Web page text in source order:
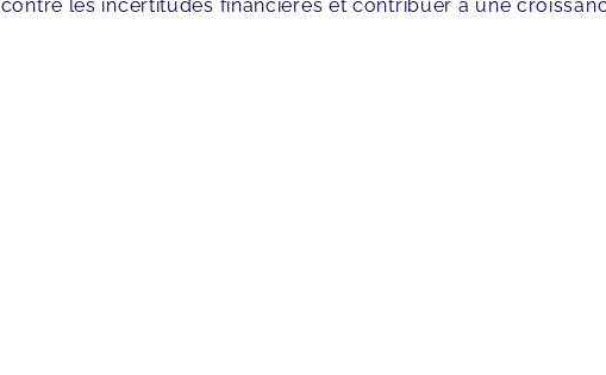
contre les incertitudes financières et contribuer à une